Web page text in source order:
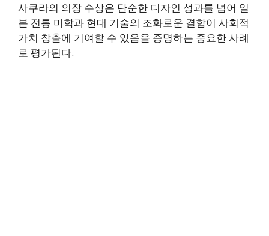
사쿠라의 의장 수상은 단순한 디자인 성과를 넘어 일
본 전통 미학과 현대 기술의 조화로운 결합이 사회적
가치 창출에 기여할 수 있음을 증명하는 중요한 사례
로 평가된다.